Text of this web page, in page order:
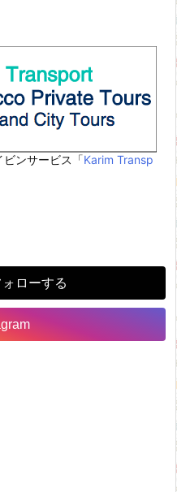
ンサービス「Karim Transp